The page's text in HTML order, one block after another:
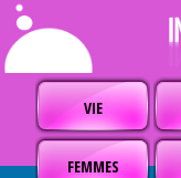
VIE
FEMMES